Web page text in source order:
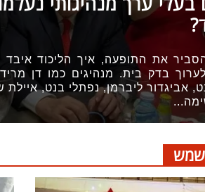
את התופעה, איך הליכוד
בדק בית. מנהיגים כמו דן
אביגדור ליברמן, נפתלי בנט,
שמש
כותרות
קריאה